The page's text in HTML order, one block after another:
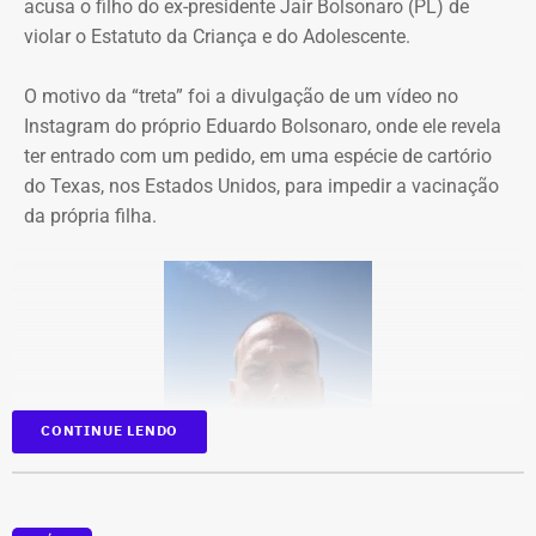
Garotinho e comunicar à Justiça Eleitoral a suspensão de
seus direitos políticos por oito anos.
O MP alega que Garotinho está inelegível desde 2025,
quando o ministro Dias Toffoli, do Supremo Tribunal
Federal (STF),manteve sua condenação por improbidade
administrativa no projeto “Saúde em Movimento”.
Garotinho foi acusado de participar de um esquema que
Saúde entre 2005 e 2006., na época em que o estado era
de Governo. Com a decisão de Toffoli, a sentença tornou-
Para integrantes da equipe de Paes, este será o único
debate com a participação de Garotinho.
acusa o filho do ex-presidente Jair Bolsonaro (PL) de
violar o Estatuto da Criança e do Adolescente.
O motivo da “treta” foi a divulgação de um vídeo no
Instagram do próprio Eduardo Bolsonaro, onde ele revela
ter entrado com um pedido, em uma espécie de cartório
do Texas, nos Estados Unidos, para impedir a vacinação
da própria filha.
CONTINUE LENDO